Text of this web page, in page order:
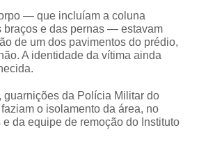
— que incluíam a coluna
braços e das pernas — estavam
de um dos pavimentos do prédio,
A identidade da vítima ainda
guarnições da Polícia Militar do
o isolamento da área, no
da equipe de remoção do Instituto